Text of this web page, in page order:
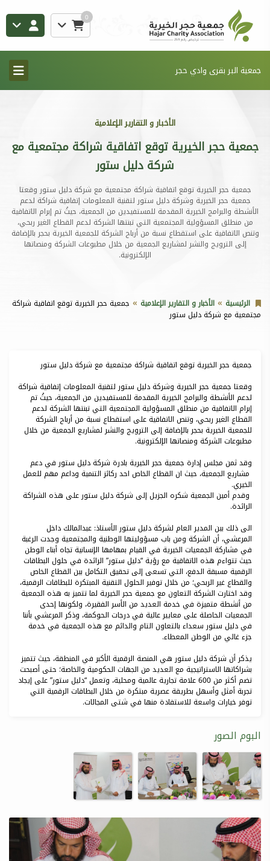
0
جمعية البر بقرى وادي حجر
الأخبار و التقارير الإعلامية
جمعية حجر الخيرية توقع اتفاقية شراكة مجتمعية مع
شركة دليل ستور
جمعية حجر الخيرية توقع اتفاقية شراكة مجتمعية مع شركة دليل ستور وقعتا
جمعية حجر الخيرية وشركة دليل ستور لتقنية المعلومات إتفاقية شراكة لدعم
الأنشطة والبرامج الخيرية المقدمة للمستفيدين من الجمعية، حيثُ تم إبرام الاتفاقية
من منطلق المسؤولية المجتمعية التي تبنتها الشركة لدعم القطاع الغير ربحي،
وتنص الاتفاقية على استقطاع نسبة من أرباح الشركة للجمعية الخيرية بحجر بالإضافة
إلى الترويج والنشر لمشاريع الجمعية من خلال مطبوعات الشركة ومنصاتها
الإلكترونية.
الرئيسية الأخبار و التقارير الإعلامية
جمعية حجر الخيرية توقع اتفاقية شراكة
مجتمعية مع شركة دليل ستور
جمعية حجر الخيرية توقع اتفاقية شراكة مجتمعية مع شركة دليل ستور
وقعتا جمعية حجر الخيرية وشركة دليل ستور لتقنية المعلومات إتفاقية شراكة
لدعم الأنشطة والبرامج الخيرية المقدمة للمستفيدين من الجمعية، حيثُ تم
إبرام الاتفاقية من منطلق المسؤولية المجتمعية التي تبنتها الشركة لدعم
القطاع الغير ربحي، وتنص الاتفاقية على استقطاع نسبة من أرباح الشركة
للجمعية الخيرية بحجر بالإضافة إلى الترويج والنشر لمشاريع الجمعية من خلال
مطبوعات الشركة ومنصاتها الإلكترونية.
وقد ثمن مجلس إدارة جمعية حجر الخيرية بادرة شركة دليل ستور في دعم
مشاريع الجمعية، حيث ان القطاع الخاص احد ركائز التنمية وداعم مهم للعمل
الخيري.
وقدم أمين الجمعية شكره الجزيل إلى شركة دليل ستور على هذه الشراكة
الرائدة.
الى ذلك بين المدير العام لشركة دليل ستور الأستاذ: عبدالمالك داخل
المرعشي، أن الشركة ومن باب مسؤوليتها الوطنية والمجتمعية وجدت الرغبة
في مشاركة الجمعيات الخيرية في القيام بمهامها الإنسانية تجاه أبناء الوطن
حيث تتواءم هذه الاتفاقية مع رؤية “دليل ستور” الرائدة في حلول البطاقات
الرقمية مسبقة الدفع، التي تسعى إلى تحقيق التكامل بين القطاع الخاص
والقطاع غير الربحي؛ من خلال توفير الحلول التقنية المبتكرة للبطاقات الرقمية،
وقد اختارت الشركة التعاون مع جمعية حجر الخيرية لما تتميز به هذه الجمعية
من أنشطة متميزة في خدمة العديد من الأسر الفقيرة، ولكونها إحدى
الجمعيات الحاصلة على معايير عالية في درجات الحوكمة، وذكر المرعشي بأننا
في دليل ستور سعداء بالتعاون التام والدائم مع هذه الجمعية في خدمة
جزء غالي من الوطن المعطاء.
يذكر أن شركة دليل ستور هي المنصة الرقمية الأكبر في المنطقة، حيث تتميز
بشراكاتها الاستراتيجية مع العديد من الجهات الحكومية والخاصة؛ حتى أصبحت
تضم أكثر من 600 علامة تجارية عالمية ومحلية، وتعمل “دليل ستور” على إيجاد
تجربة أمثل وأسهل بطريقة عصرية مبتكرة من خلال البطاقات الرقمية التي
توفر خيارات واسعة للاستفادة منها في شتى المجالات.
البوم الصور